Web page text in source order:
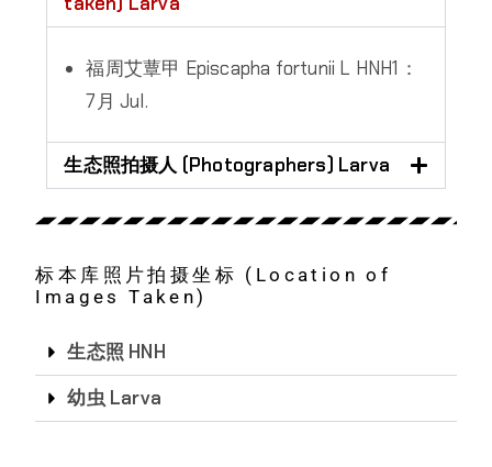
福周艾蕈甲 Episcapha fortunii L HNH1：
7月 Jul.
生态照拍摄人 (Photographers) Larva
标本库照片拍摄坐标 (Location of
Images Taken)
生态照 HNH
幼虫 Larva